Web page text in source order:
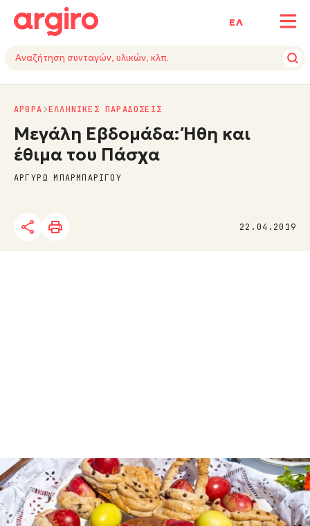
ΕΛ
22.04.2019
ΑΡΘΡΑ ΕΛΛΗΝΙΚΕΣ ΠΑΡΑΔΟΣΕΙΣ
Μεγάλη Εβδομάδα: Ήθη και
έθιμα του Πάσχα
ΑΡΓΥΡΩ ΜΠΑΡΜΠΑΡΙΓΟΥ
Η Μεγάλη Εβδομάδα, οδηγεί στο θρίαμβο της
Ανάστασης, στο θάνατο του θανάτου τη νίκη της